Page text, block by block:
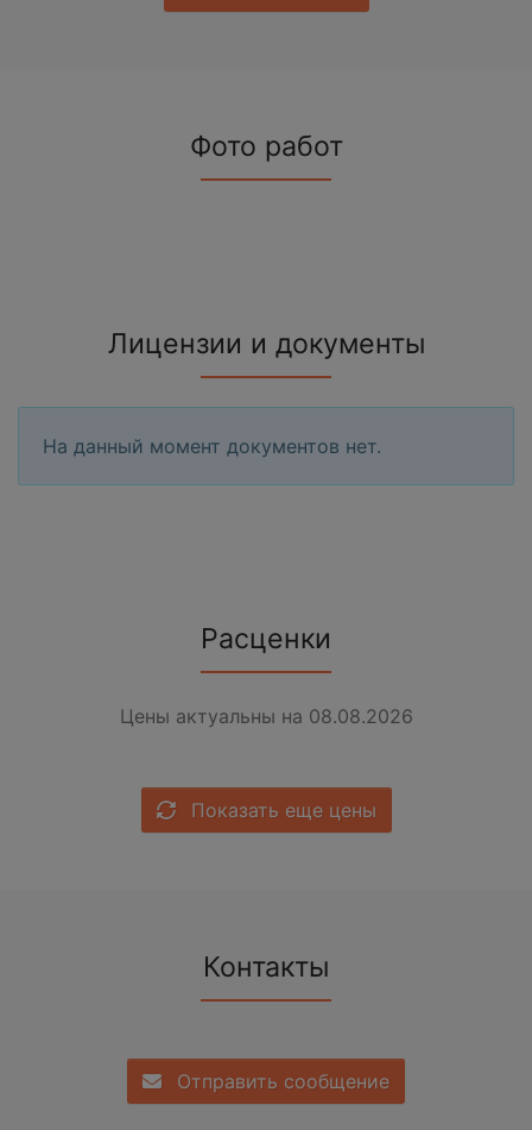
Фото работ
Лицензии и документы
На данный момент документов нет.
Расценки
Цены актуальны на 08.08.2026
Показать еще цены
Контакты
Отправить сообщение